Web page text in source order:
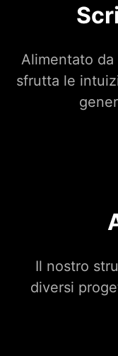
Alimentato
sfrutta le
Il nostro
diversi